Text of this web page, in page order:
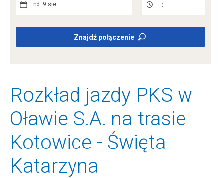
nd. 9 sie. -- : --
Znajdź połączenie
Rozkład jazdy PKS w
Oławie S.A. na trasie
Kotowice - Święta
Katarzyna